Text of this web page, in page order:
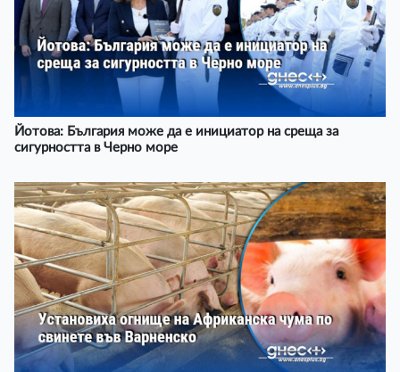
Йотова: България може да е инициатор на среща за
сигурността в Черно море